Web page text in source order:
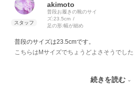
akimoto
普段お履きの靴のサイ
ズ:23.5cm
足の形:幅が細め
普段のサイズは23.5cmです。
こちらはMサイズでちょうどよさそうでした
続きを読む